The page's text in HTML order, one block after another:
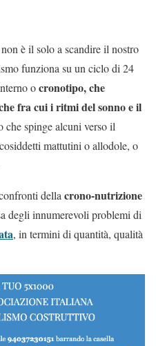
è il solo a scandire il nostro
funziona su un ciclo di 24
ocronotipo,che
fra cui i ritmi del sonno e il
che spinge alcuni verso il
mattutini o allodole, o
della crono-nutrizione
degli innumerevoli problemi di
, in termini di quantità, qualità